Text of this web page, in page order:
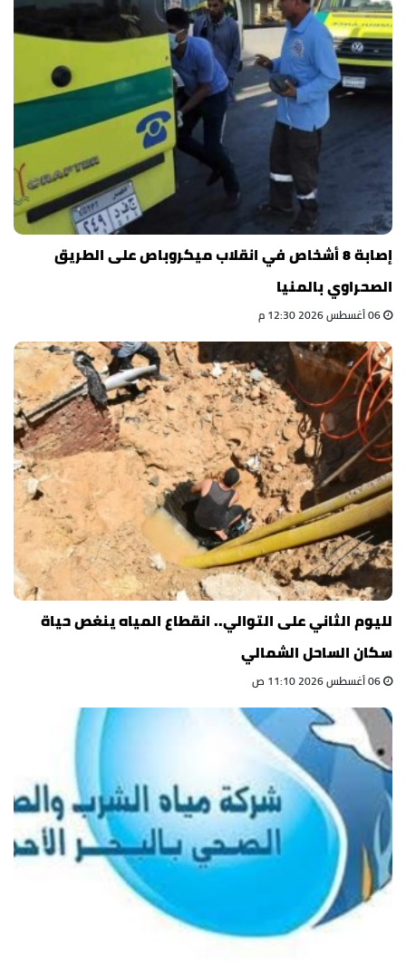
إصابة 8 أشخاص في انقلاب ميكروباص على الطريق
الصحراوي بالمنيا
لليوم الثاني على التوالي.. انقطاع المياه ينغص حياة
سكان الساحل الشمالي